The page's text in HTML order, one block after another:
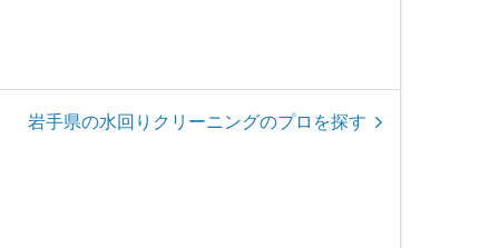
岩手県の水回りクリーニングのプロを探す